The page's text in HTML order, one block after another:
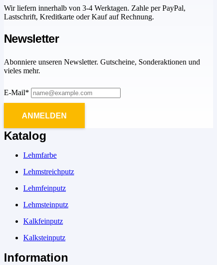
Wir liefern innerhalb von 3-4 Werktagen. Zahle per PayPal,
Lastschrift, Kreditkarte oder Kauf auf Rechnung.
Newsletter
Abonniere unseren Newsletter. Gutscheine, Sonderaktionen und
vieles mehr.
E-Mail*
ANMELDEN
Katalog
Lehmfarbe
Lehmstreichputz
Lehmfeinputz
Lehmsteinputz
Kalkfeinputz
Kalksteinputz
Information